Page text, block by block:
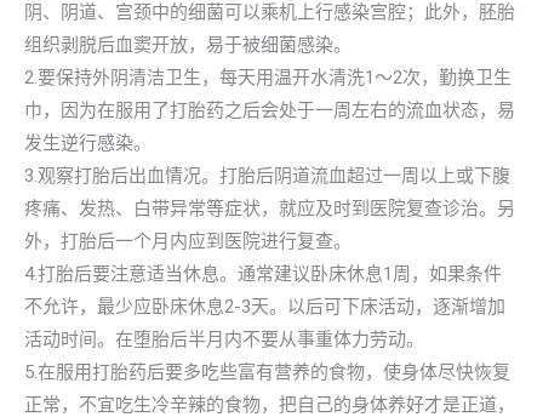
阴、阴道、宫颈中的细菌可以乘机上行感染宫腔；此外，胚胎
组织剥脱后血窦开放，易于被细菌感染。
2.要保持外阴清洁卫生，每天用温开水清洗1～2次，勤换卫生
巾，因为在服用了打胎药之后会处于一周左右的流血状态，易
发生逆行感染。
3.观察打胎后出血情况。打胎后阴道流血超过一周以上或下腹
疼痛、发热、白带异常等症状，就应及时到医院复查诊治。另
外，打胎后一个月内应到医院进行复查。
4.打胎后要注意适当休息。通常建议卧床休息1周，如果条件
不允许，最少应卧床休息2-3天。以后可下床活动，逐渐增加
活动时间。在堕胎后半月内不要从事重体力劳动。
5.在服用打胎药后要多吃些富有营养的食物，使身体尽快恢复
正常，不宜吃生冷辛辣的食物，把自己的身体养好才是正道，